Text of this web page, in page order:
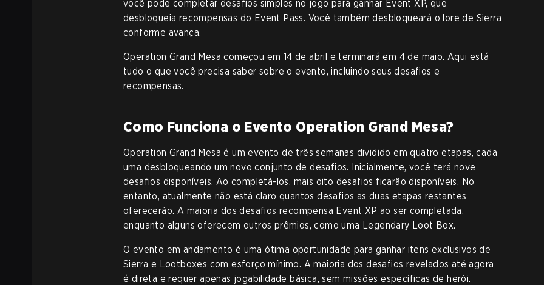
você pode completar desafios simples no jogo para ganhar Event XP, que
desbloqueia recompensas do Event Pass. Você também desbloqueará o lore de Sierra
conforme avança.
Operation Grand Mesa começou em 14 de abril e terminará em 4 de maio. Aqui está
tudo o que você precisa saber sobre o evento, incluindo seus desafios e
recompensas.
Como Funciona o Evento Operation Grand Mesa?
Operation Grand Mesa é um evento de três semanas dividido em quatro etapas, cada
uma desbloqueando um novo conjunto de desafios. Inicialmente, você terá nove
desafios disponíveis. Ao completá-los, mais oito desafios ficarão disponíveis. No
entanto, atualmente não está claro quantos desafios as duas etapas restantes
oferecerão. A maioria dos desafios recompensa Event XP ao ser completada,
enquanto alguns oferecem outros prêmios, como uma Legendary Loot Box.
O evento em andamento é uma ótima oportunidade para ganhar itens exclusivos de
Sierra e Lootboxes com esforço mínimo. A maioria dos desafios revelados até agora
é direta e requer apenas jogabilidade básica, sem missões específicas de herói.